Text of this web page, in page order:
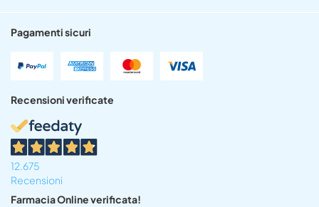
Pagamenti sicuri
Recensioni verificate
12.675
Recensioni
Farmacia Online verificata!